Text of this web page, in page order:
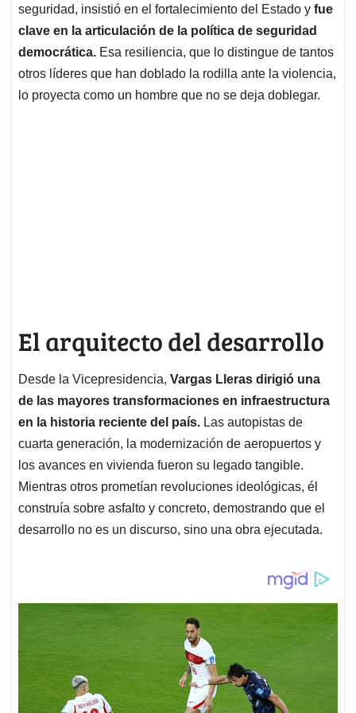
seguridad, insistió en el fortalecimiento del Estado y fue
clave en la articulación de la política de seguridad
democrática. Esa resiliencia, que lo distingue de tantos
otros líderes que han doblado la rodilla ante la violencia,
lo proyecta como un hombre que no se deja doblegar.
El arquitecto del desarrollo
Desde la Vicepresidencia, Vargas Lleras dirigió una
de las mayores transformaciones en infraestructura
en la historia reciente del país. Las autopistas de
cuarta generación, la modernización de aeropuertos y
los avances en vivienda fueron su legado tangible.
Mientras otros prometían revoluciones ideológicas, él
construía sobre asfalto y concreto, demostrando que el
desarrollo no es un discurso, sino una obra ejecutada.